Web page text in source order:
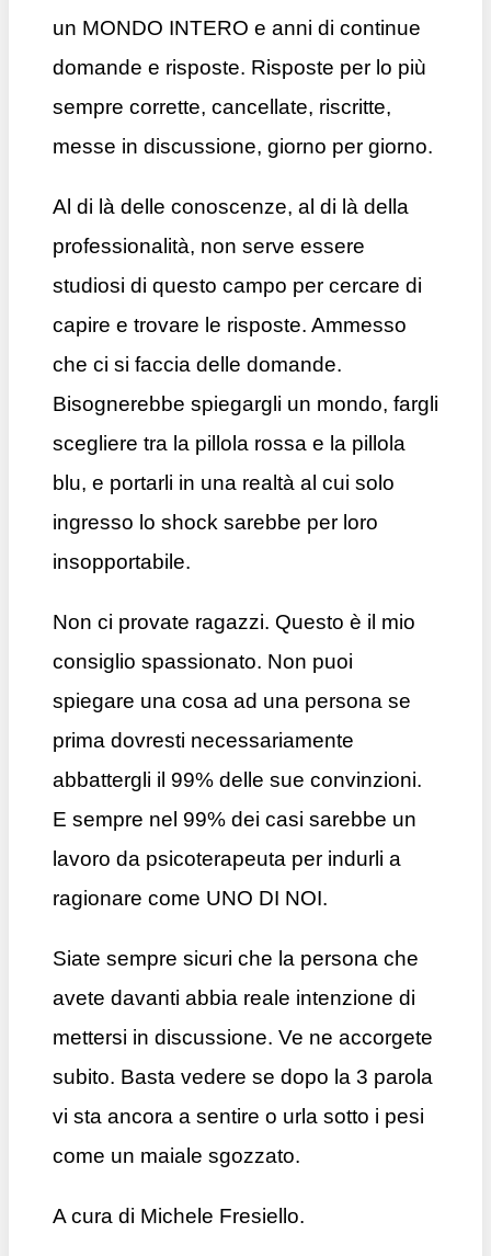
un MONDO INTERO e anni di continue
domande e risposte. Risposte per lo più
sempre corrette, cancellate, riscritte,
messe in discussione, giorno per giorno.
Al di là delle conoscenze, al di là della
professionalità, non serve essere
studiosi di questo campo per cercare di
capire e trovare le risposte. Ammesso
che ci si faccia delle domande.
Bisognerebbe spiegargli un mondo, fargli
scegliere tra la pillola rossa e la pillola
blu, e portarli in una realtà al cui solo
ingresso lo shock sarebbe per loro
insopportabile.
Non ci provate ragazzi. Questo è il mio
consiglio spassionato. Non puoi
spiegare una cosa ad una persona se
prima dovresti necessariamente
abbattergli il 99% delle sue convinzioni.
E sempre nel 99% dei casi sarebbe un
lavoro da psicoterapeuta per indurli a
ragionare come UNO DI NOI.
Siate sempre sicuri che la persona che
avete davanti abbia reale intenzione di
mettersi in discussione. Ve ne accorgete
subito. Basta vedere se dopo la 3 parola
vi sta ancora a sentire o urla sotto i pesi
come un maiale sgozzato.
A cura di Michele Fresiello.